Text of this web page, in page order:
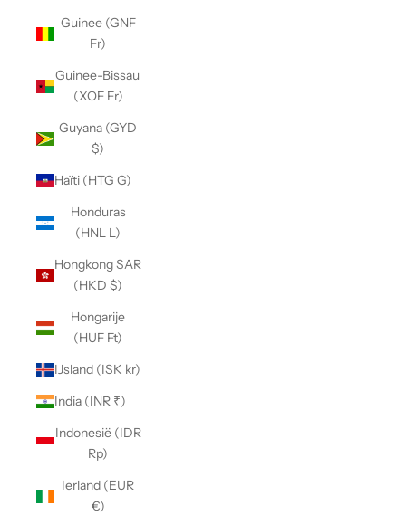
Guinee (GNF
Fr)
Guinee-Bissau
(XOF Fr)
Guyana (GYD
$)
Haïti (HTG G)
Honduras
(HNL L)
Hongkong SAR
(HKD $)
Hongarije
(HUF Ft)
IJsland (ISK kr)
India (INR ₹)
Indonesië (IDR
Rp)
Ierland (EUR
€)